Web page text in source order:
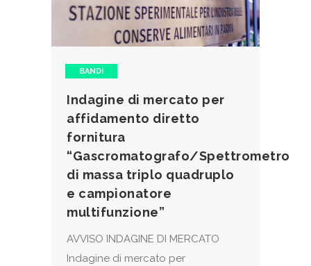
BANDI
Indagine di mercato per
affidamento diretto
fornitura
“Gascromatografo/Spettrometro
di massa triplo quadruplo
e campionatore
multifunzione”
AVVISO INDAGINE DI MERCATO
Indagine di mercato per